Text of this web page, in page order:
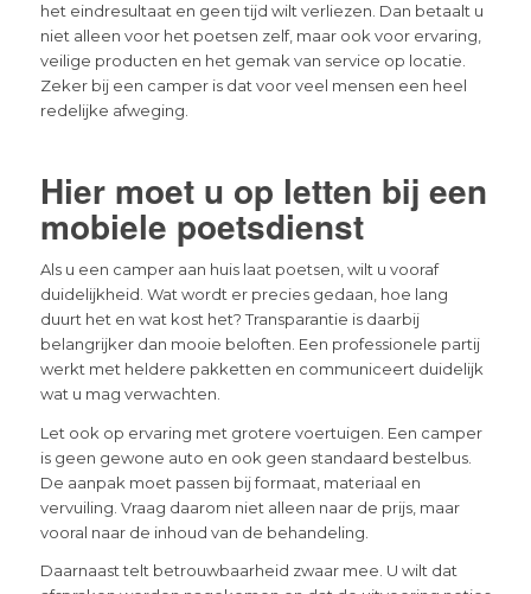
het eindresultaat en geen tijd wilt verliezen. Dan betaalt u
niet alleen voor het poetsen zelf, maar ook voor ervaring,
veilige producten en het gemak van service op locatie.
Zeker bij een camper is dat voor veel mensen een heel
redelijke afweging.
Hier moet u op letten bij een
mobiele poetsdienst
Als u een camper aan huis laat poetsen, wilt u vooraf
duidelijkheid. Wat wordt er precies gedaan, hoe lang
duurt het en wat kost het? Transparantie is daarbij
belangrijker dan mooie beloften. Een professionele partij
werkt met heldere pakketten en communiceert duidelijk
wat u mag verwachten.
Let ook op ervaring met grotere voertuigen. Een camper
is geen gewone auto en ook geen standaard bestelbus.
De aanpak moet passen bij formaat, materiaal en
vervuiling. Vraag daarom niet alleen naar de prijs, maar
vooral naar de inhoud van de behandeling.
Daarnaast telt betrouwbaarheid zwaar mee. U wilt dat